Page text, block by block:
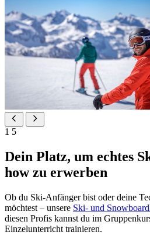
1 5
Dein Platz, um echtes
how zu erwerben
Ob du Ski-Anfänger bist oder deine
möchtest – unsere Ski- und
diesen Profis kannst du im
Einzelunterricht trainieren.